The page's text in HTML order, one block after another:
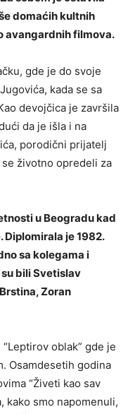
domaćih kultnih
avangardnih filmova.
gde je do svoje
kada se sa
devojčica je završila
da je išla i na
porodični prijatelj
životno opredeli za
u Beogradu kad
je 1982.
sa kolegama i
bili Svetislav
Zoran
oblak” gde je
Osamdesetih godina
“Živeti kao sav
kako smo napomenuli,